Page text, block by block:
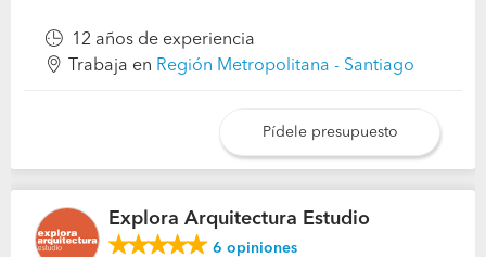
12 años de experiencia
Trabaja en Región Metropolitana - Santiago
Pídele presupuesto
Explora Arquitectura Estudio
6 opiniones